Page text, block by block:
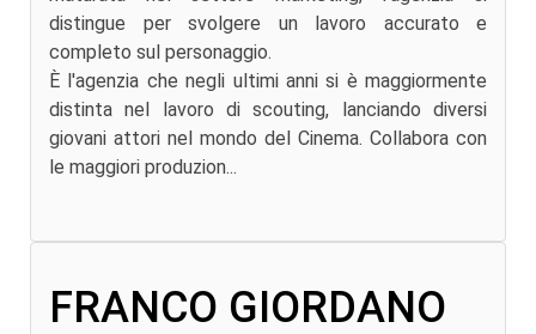
distingue per svolgere un lavoro accurato e
completo sul personaggio.
È l'agenzia che negli ultimi anni si è maggiormente
distinta nel lavoro di scouting, lanciando diversi
giovani attori nel mondo del Cinema. Collabora con
le maggiori produzion...
FRANCO GIORDANO